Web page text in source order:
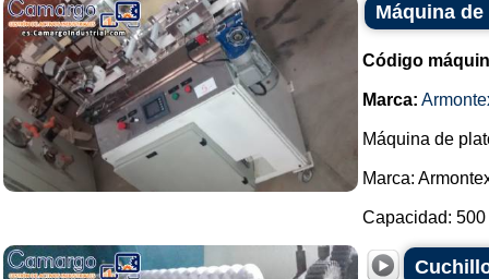
Máquina
Código
Marca:
Máquina de
Marca:
Capacidad: 500